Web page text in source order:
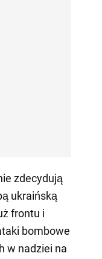
zdecydują
ukraińską
frontu i
bombowe
w nadziei na